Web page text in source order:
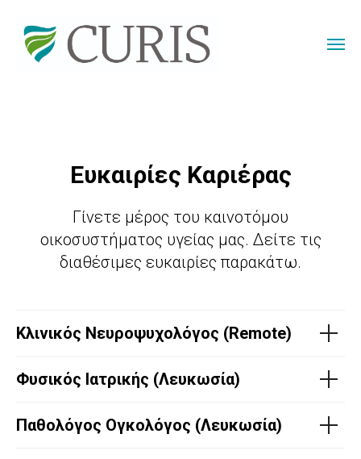
Ευκαιρίες Καριέρας
Γίνετε μέρος του καινοτόμου
οικοσυστήματος υγείας μας. Δείτε τις
διαθέσιμες ευκαιρίες παρακάτω.
Κλινικός Νευροψυχολόγος (Remote)
Φυσικός Ιατρικής (Λευκωσία)
Παθολόγος Ογκολόγος (Λευκωσία)